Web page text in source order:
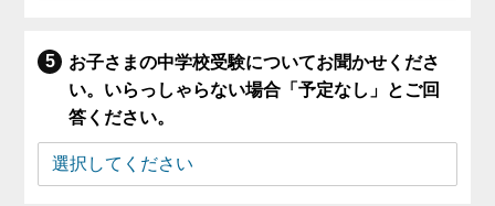
お子さまの中学校受験についてお聞かせくださ
い。いらっしゃらない場合「予定なし」とご回
答ください。